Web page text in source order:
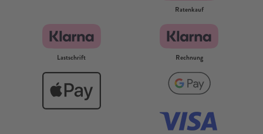
Ratenkauf
Lastschrift Rechnung